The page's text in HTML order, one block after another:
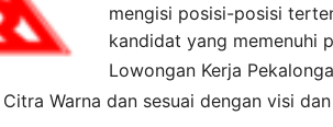
mengisi posisi-posisi
kandidat yang memenuhi
Lowongan Kerja
Warna dan sesuai dengan visi